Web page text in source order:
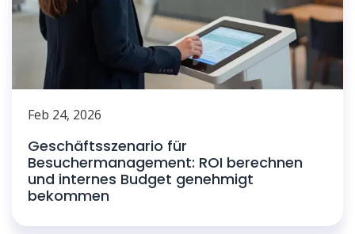
Feb 24, 2026
Geschäftsszenario für
Besuchermanagement: ROI berechnen
und internes Budget genehmigt
bekommen